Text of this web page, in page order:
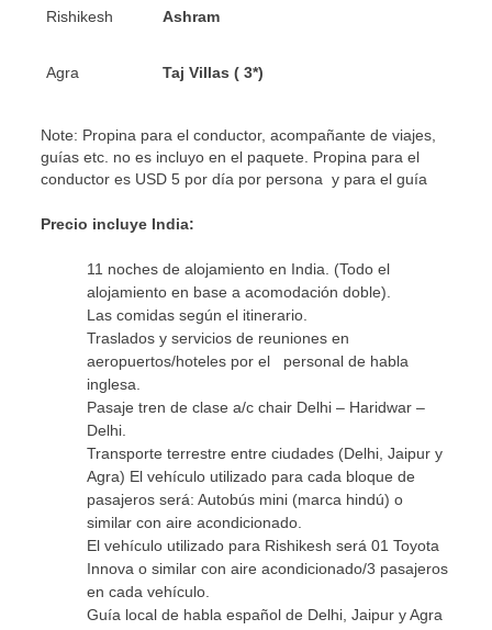
Rishikesh Ashram
Agra Taj Villas ( 3*)
Note: Propina para el conductor, acompañante de viajes,
guías etc. no es incluyo en el paquete. Propina para el
conductor es USD 5 por día por persona y para el guía
Precio incluye India:
11 noches de alojamiento en India. (Todo el
alojamiento en base a acomodación doble).
Las comidas según el itinerario.
Traslados y servicios de reuniones en
aeropuertos/hoteles por el personal de habla
inglesa.
Pasaje tren de clase a/c chair Delhi – Haridwar –
Delhi.
Transporte terrestre entre ciudades (Delhi, Jaipur y
Agra) El vehículo utilizado para cada bloque de
pasajeros será: Autobús mini (marca hindú) o
similar con aire acondicionado.
El vehículo utilizado para Rishikesh será 01 Toyota
Innova o similar con aire acondicionado/3 pasajeros
en cada vehículo.
Guía local de habla español de Delhi, Jaipur y Agra